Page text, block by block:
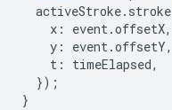
activeStroke. stroke
x : event.offsetX,
y : event.offsetY,
t : timeElapsed,
});
}